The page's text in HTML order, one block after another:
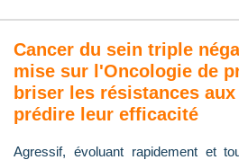
Cancer du sein triple
mise sur l'Oncologie de
briser les résistances
prédire leur efficacité
Agressif, évoluant rapidement et